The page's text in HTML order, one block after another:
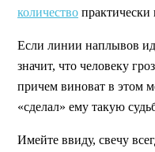
количество практически
Если линии наплывов
значит, что человеку
причем виноват в этом
«сделал» ему такую
Имейте ввиду, свечу